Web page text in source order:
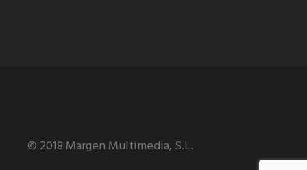
© 2018 Margen Multimedia, S.L.